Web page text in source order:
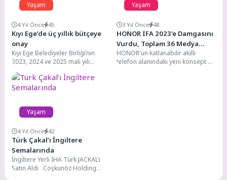
Yaşam
4 Yıl Önce 45
Kıyı Ege’de üç yıllık bütçeye
onay
Kıyı Ege Belediyeler Birliği’nin
2023, 2024 ve 2025 mali yılı
bütçesi oybirliğiyle kabul edildi.
Birlik...
Yaşam
3 Yıl Önce 48
HONOR IFA 2023'e Damgasını
Vurdu, Toplam 36 Medya
Ödülü ile Döndü
HONOR'un katlanabilir akıllı
telefon alanındaki yeni konsept ve
Yaşam
4 Yıl Önce 42
Türk Çakal’ı İngiltere
Semalarında
İngiltere Yerli İHA Türk JACKAL’ı
Satın Aldı Coşkunöz Holding